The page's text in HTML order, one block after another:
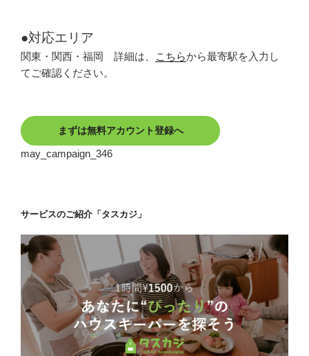
●対応エリア
関東・関西・福岡 詳細は、 こちらから最寄駅を入力し
てご確認ください。
まずは無料アカウント登録へ
may_campaign_346
サービスのご紹介「タスカジ」